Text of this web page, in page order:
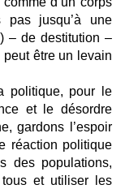
pas jusqu’à une
– de destitution –
être un levain
politique, pour le
et le désordre
gardons l’espoir
réaction politique
des populations,
et utiliser les